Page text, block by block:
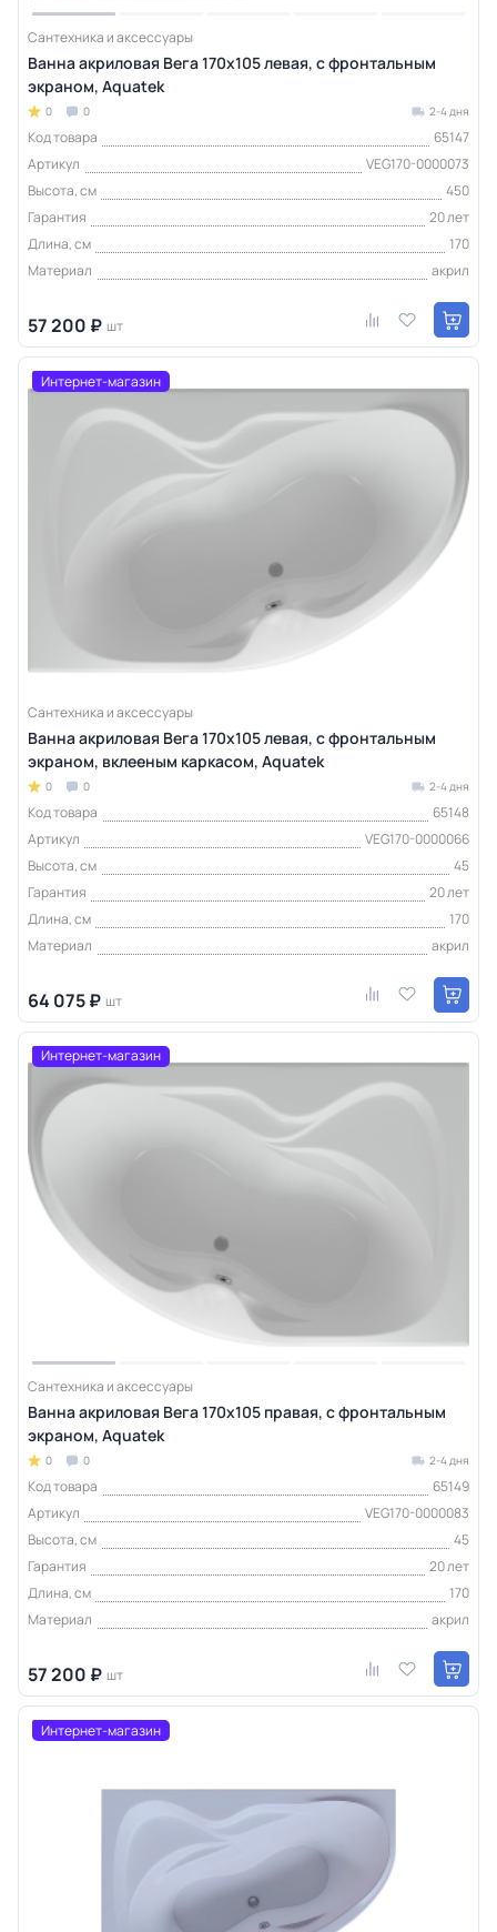
Сантехника и аксессуары
Ванна акриловая Вега 170х105 левая, с фронтальным
экраном, Aquatek
0 0 2-4 дня
Код товара
65147
Артикул
VEG170-0000073
Высота, см
450
Гарантия
20 лет
Длина, см
170
Материал
акрил
57 200 ₽ шт
Интернет-магазин
Сантехника и аксессуары
Ванна акриловая Вега 170х105 левая, с фронтальным
экраном, вклееным каркасом, Aquatek
0 0 2-4 дня
Код товара
65148
Артикул
VEG170-0000066
Высота, см
45
Гарантия
20 лет
Длина, см
170
Материал
акрил
64 075 ₽ шт
Интернет-магазин
Сантехника и аксессуары
Ванна акриловая Вега 170х105 правая, с фронтальным
экраном, Aquatek
0 0 2-4 дня
Код товара
65149
Артикул
VEG170-0000083
Высота, см
45
Гарантия
20 лет
Длина, см
170
Материал
акрил
57 200 ₽ шт
Интернет-магазин